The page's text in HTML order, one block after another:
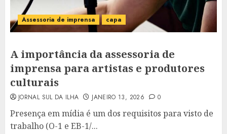
Assessoria de imprensa capa
A importância da assessoria de
imprensa para artistas e produtores
culturais
JORNAL SUL DA ILHA JANEIRO 13, 2026 0
Presença em mídia é um dos requisitos para visto de
trabalho (O-1 e EB-1/...